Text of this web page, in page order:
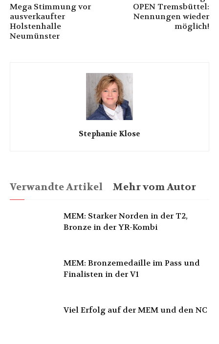
Mega Stimmung vor
ausverkaufter
Holstenhalle
Neumünster
OPEN Tremsbüttel:
Nennungen wieder
möglich!
Stephanie Klose
Verwandte Artikel Mehr vom Autor
MEM: Starker Norden in der T2,
Bronze in der YR-Kombi
MEM: Bronzemedaille im Pass und
Finalisten in der V1
Viel Erfolg auf der MEM und den NC